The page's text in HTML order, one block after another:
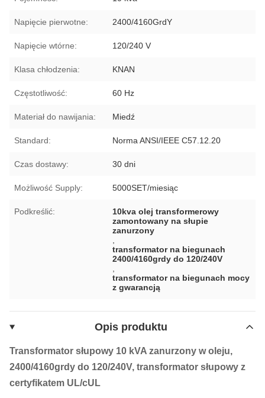
Napięcie pierwotne: 2400/4160GrdY
Napięcie wtórne: 120/240 V
Klasa chłodzenia: KNAN
Częstotliwość: 60 Hz
Materiał do nawijania: Miedź
Standard: Norma ANSI/IEEE C57.12.20
Czas dostawy: 30 dni
Możliwość Supply: 5000SET/miesiąc
Podkreślić:
10kva olej transformerowy
zamontowany na słupie
zanurzony
transformator na biegunach
2400/4160grdy do 120/240V
transformator na biegunach mocy
z gwarancją
Opis produktu
Transformator słupowy 10 kVA zanurzony w oleju,
2400/4160grdy do 120/240V, transformator słupowy z
certyfikatem UL/cUL